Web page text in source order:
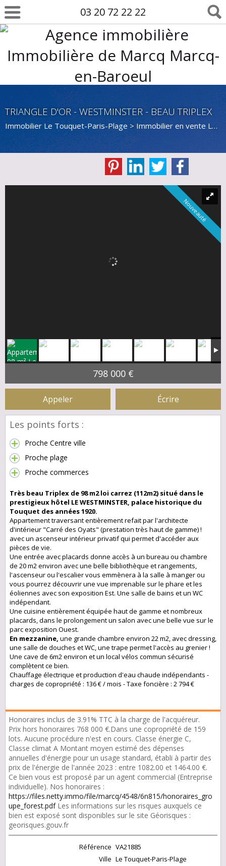
03 20 72 22 22
TRIANGLE D'OR - WESTMINSTER - BEAU TRIPLEX
Immobilier Le Touquet-Paris-Plage >Immobilier en vente Le Touquet-Paris-Plage
Nouveauté
798 000 €
Appeler Écrire
Les points forts :
Proche Centre ville
Proche plage
Proche commerces
Très beau Triplex de 98 m2 loi carrez (112m2) situé dans le
prestigieux hôtel LE WESTMINSTER, palace historique du
Touquet des années 1920.
Appartement traversant entièrement refait par l'architecte
d'intérieur "Carré des Oyats" (prestation très haut de gamme) !
avec un ascenseur intérieur privatif qui permet d'accéder aux
pièces de vie.
Une entrée avec placards donne accès à un bureau ou chambre
de 20 m2 environ avec une belle bibliothèque et rangements,
l'ascenseur ou l'escalier vous emmènera à la salle à manger ou
vous pourrez découvrir une vue imprenable sur le phare et les
éoliennes avec son exposition Est. Une salle de bains et un WC
indépendant.
Une cuisine entièrement équipée haut de gamme et nombreux
placards, dans le prolongement un salon avec une belle vue sur le
parc exposition Ouest.
En mezzanine, une grande chambre environ 22 m2, avec dressing,
une salle de douches et WC, une trape permet l'accès au grenier !
Une cave de 6m2 environ et un local vélos commun sécurisé
complètent ce bien.
Chauffage électrique et production d'eau chaude indépendants -
charges de copropriété : 136 € / mois - Taxe foncière : 2 794 €
Honoraires inclus de 3.91% TTC à la charge de l'acquéreur.
Prix hors honoraires 768 000 €.Dans une copropriété de 159
lots. Aucune procédure n'est en cours. Classe énergie C,
Classe climat A Montant moyen estimé des dépenses
annuelles d'énergie pour un usage standard, établi à partir des
prix de l'énergie de l'année 2023 : entre 1082.00 et 1464.00 €.
Ce bien vous est proposé par un agent commercial (Entreprise
individuelle). Nos honoraires :
https://files.netty.immo/file/marcq/4548/6n815/honoraires_gro
upe_forest.pdfLes informations sur les risques auxquels ce
bien est exposé sont disponibles sur le site Géorisques :
georisques.gouv.fr
Référence VA21885
Ville Le Touquet-Paris-Plage